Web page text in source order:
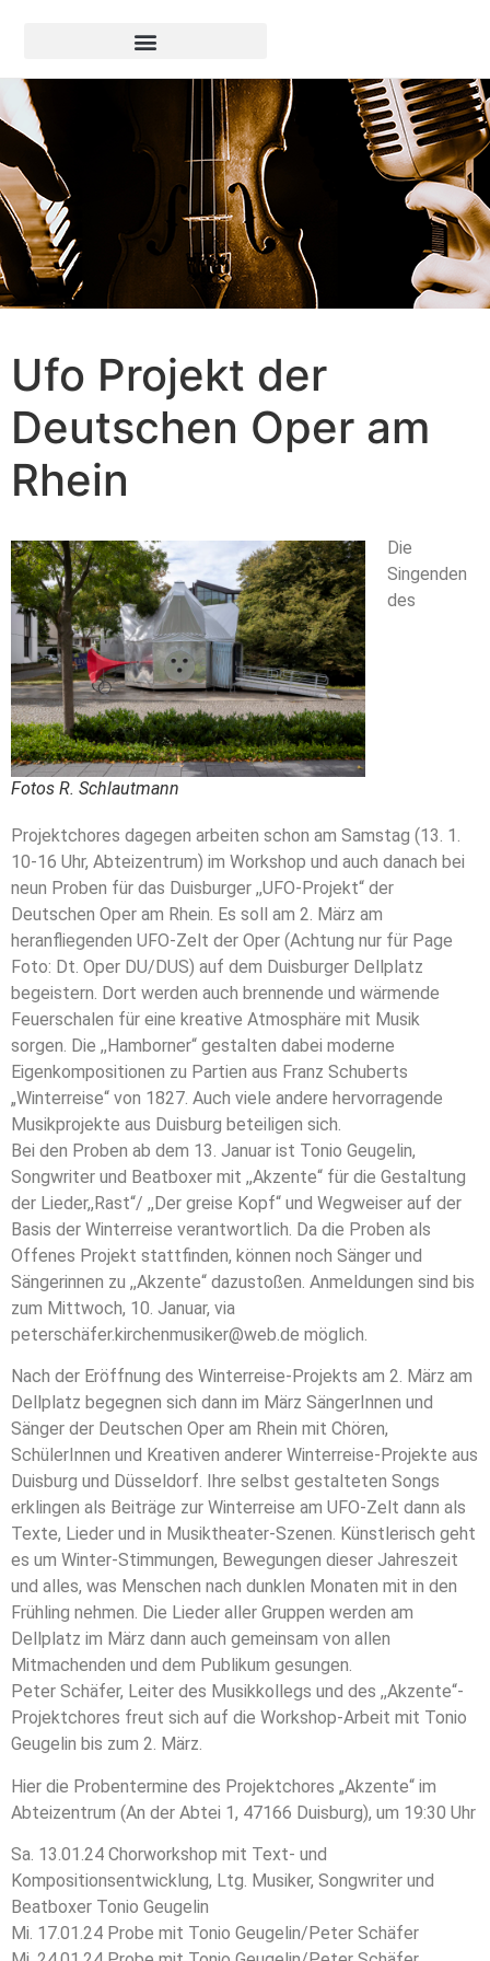
Ufo Projekt der
Deutschen Oper am
Rhein
Fotos R. Schlautmann
Die
Singenden
des
Projektchores dagegen arbeiten schon am Samstag (13. 1.
10-16 Uhr, Abteizentrum) im Workshop und auch danach bei
neun Proben für das Duisburger ,,UFO-Projekt“ der
Deutschen Oper am Rhein. Es soll am 2. März am
heranfliegenden UFO-Zelt der Oper (Achtung nur für Page
Foto: Dt. Oper DU/DUS) auf dem Duisburger Dellplatz
begeistern. Dort werden auch brennende und wärmende
Feuerschalen für eine kreative Atmosphäre mit Musik
sorgen. Die ,,Hamborner“ gestalten dabei moderne
Eigenkompositionen zu Partien aus Franz Schuberts
„Winterreise“ von 1827. Auch viele andere hervorragende
Musikprojekte aus Duisburg beteiligen sich.
Bei den Proben ab dem 13. Januar ist Tonio Geugelin,
Songwriter und Beatboxer mit ,,Akzente“ für die Gestaltung
der Lieder,,Rast“/ ,,Der greise Kopf“ und Wegweiser auf der
Basis der Winterreise verantwortlich. Da die Proben als
Offenes Projekt stattfinden, können noch Sänger und
Sängerinnen zu ,,Akzente“ dazustoßen. Anmeldungen sind bis
zum Mittwoch, 10. Januar, via
peterschäfer.kirchenmusiker@web.de möglich.
Nach der Eröffnung des Winterreise-Projekts am 2. März am
Dellplatz begegnen sich dann im März SängerInnen und
Sänger der Deutschen Oper am Rhein mit Chören,
SchülerInnen und Kreativen anderer Winterreise-Projekte aus
Duisburg und Düsseldorf. Ihre selbst gestalteten Songs
erklingen als Beiträge zur Winterreise am UFO-Zelt dann als
Texte, Lieder und in Musiktheater-Szenen. Künstlerisch geht
es um Winter-Stimmungen, Bewegungen dieser Jahreszeit
und alles, was Menschen nach dunklen Monaten mit in den
Frühling nehmen. Die Lieder aller Gruppen werden am
Dellplatz im März dann auch gemeinsam von allen
Mitmachenden und dem Publikum gesungen.
Peter Schäfer, Leiter des Musikkollegs und des ,,Akzente“-
Projektchores freut sich auf die Workshop-Arbeit mit Tonio
Geugelin bis zum 2. März.
Hier die Probentermine des Projektchores „Akzente“ im
Abteizentrum (An der Abtei 1, 47166 Duisburg), um 19:30 Uhr
Sa. 13.01.24 Chorworkshop mit Text- und
Kompositionsentwicklung, Ltg. Musiker, Songwriter und
Beatboxer Tonio Geugelin
Mi. 17.01.24 Probe mit Tonio Geugelin/Peter Schäfer